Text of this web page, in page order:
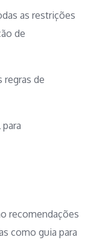
as restrições
de
regras de
recomendações
como guia para